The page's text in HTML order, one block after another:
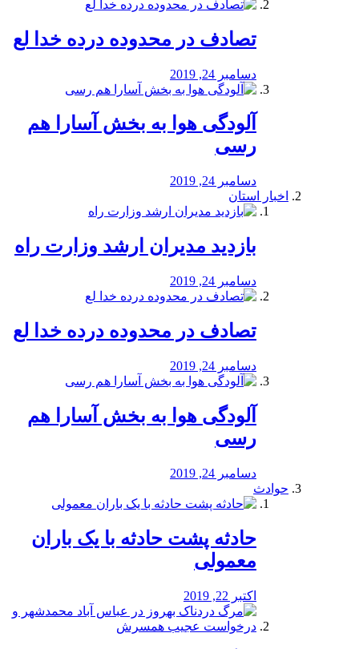
تصادف در محدوده درده خدا لع
دسامبر 24, 2019
آلودگی هوا به بخش آسارا هم
رسی
دسامبر 24, 2019
اخبار استان
بازدید مدیران ارشد وزارت راه
دسامبر 24, 2019
تصادف در محدوده درده خدا لع
دسامبر 24, 2019
آلودگی هوا به بخش آسارا هم
رسی
دسامبر 24, 2019
حوادث
️حادثه پشت حادثه با یک باران
معمولی
اکتبر 22, 2019